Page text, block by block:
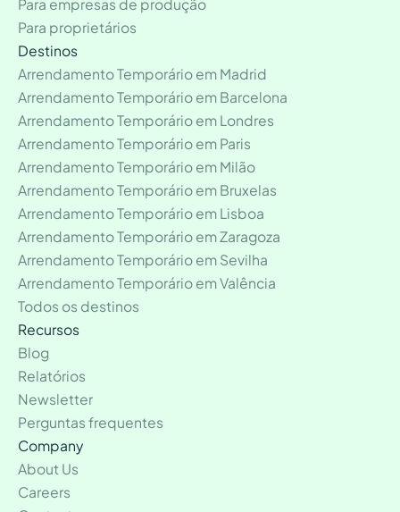
Para empresas de produção
Para proprietários
Destinos
Arrendamento Temporário em Madrid
Arrendamento Temporário em Barcelona
Arrendamento Temporário em Londres
Arrendamento Temporário em Paris
Arrendamento Temporário em Milão
Arrendamento Temporário em Bruxelas
Arrendamento Temporário em Lisboa
Arrendamento Temporário em Zaragoza
Arrendamento Temporário em Sevilha
Arrendamento Temporário em Valência
Todos os destinos
Recursos
Blog
Relatórios
Newsletter
Perguntas frequentes
Company
About Us
Careers